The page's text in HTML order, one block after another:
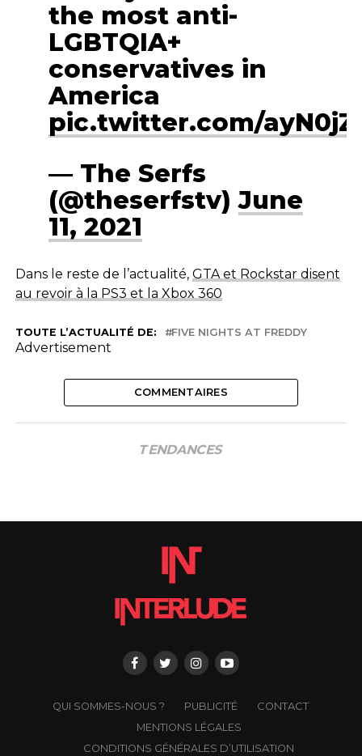
the most anti-
LGBTQIA+
conservatives in
America
pic.twitter.com/
— The Serfs
(@theserfstv)June
11, 2021
Dans le reste de l’actualité, GTA et Rockstar disent
au revoir à la PS3 et la Xbox 360
TOUTE L’ACTUALITÉ DE: FIVE NIGHTS AT FREDDY
Advertisement
COMMENTAIRES
TENDANCES
QUI SOMMES-NOUS ? PUBLICITÉ
CONTACT
MENTIONS LÉGALES
CONDITIONS GÉNÉRALES D’UTILISATION